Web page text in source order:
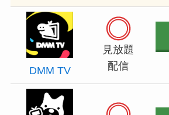
DMM TV
見放題
配信